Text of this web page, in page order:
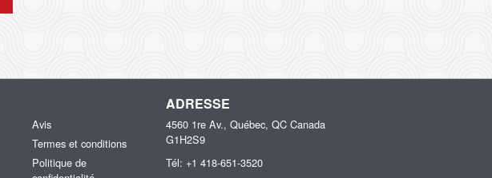
Avis
Termes et conditions
Politique de
ADRESSE
4560 1re Av., Québec, QC Canada
G1H2S9
Tél: +1 418-651-3520